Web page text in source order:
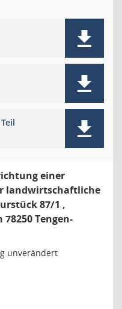
einer
landwirtschaftliche
87/1 ,
Tengen-
unverändert